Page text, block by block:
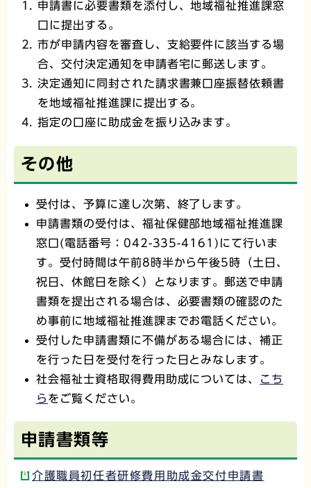
申請書に必要書類を添付し、地域福祉推進課窓
口に提出する。
市が申請内容を審査し、支給要件に該当する場
合、交付決定通知を申請者宅に郵送します。
決定通知に同封された請求書兼口座振替依頼書
を地域福祉推進課に提出する。
指定の口座に助成金を振り込みます。
その他
受付は、予算に達し次第、終了します。
申請書類の受付は、福祉保健部地域福祉推進課
窓口(電話番号：042-335-4161)にて行いま
す。受付時間は午前8時半から午後5時（土日、
祝日、休館日を除く）となります。郵送で申請
書類を提出される場合は、必要書類の確認のた
め事前に地域福祉推進課までお電話ください。
受付した申請書類に不備がある場合には、補正
を行った日を受付を行った日とみなします。
社会福祉士資格取得費用助成については、
こち
ら をご覧ください。
申請書類等
介護職員初任者研修費用助成金交付申請書